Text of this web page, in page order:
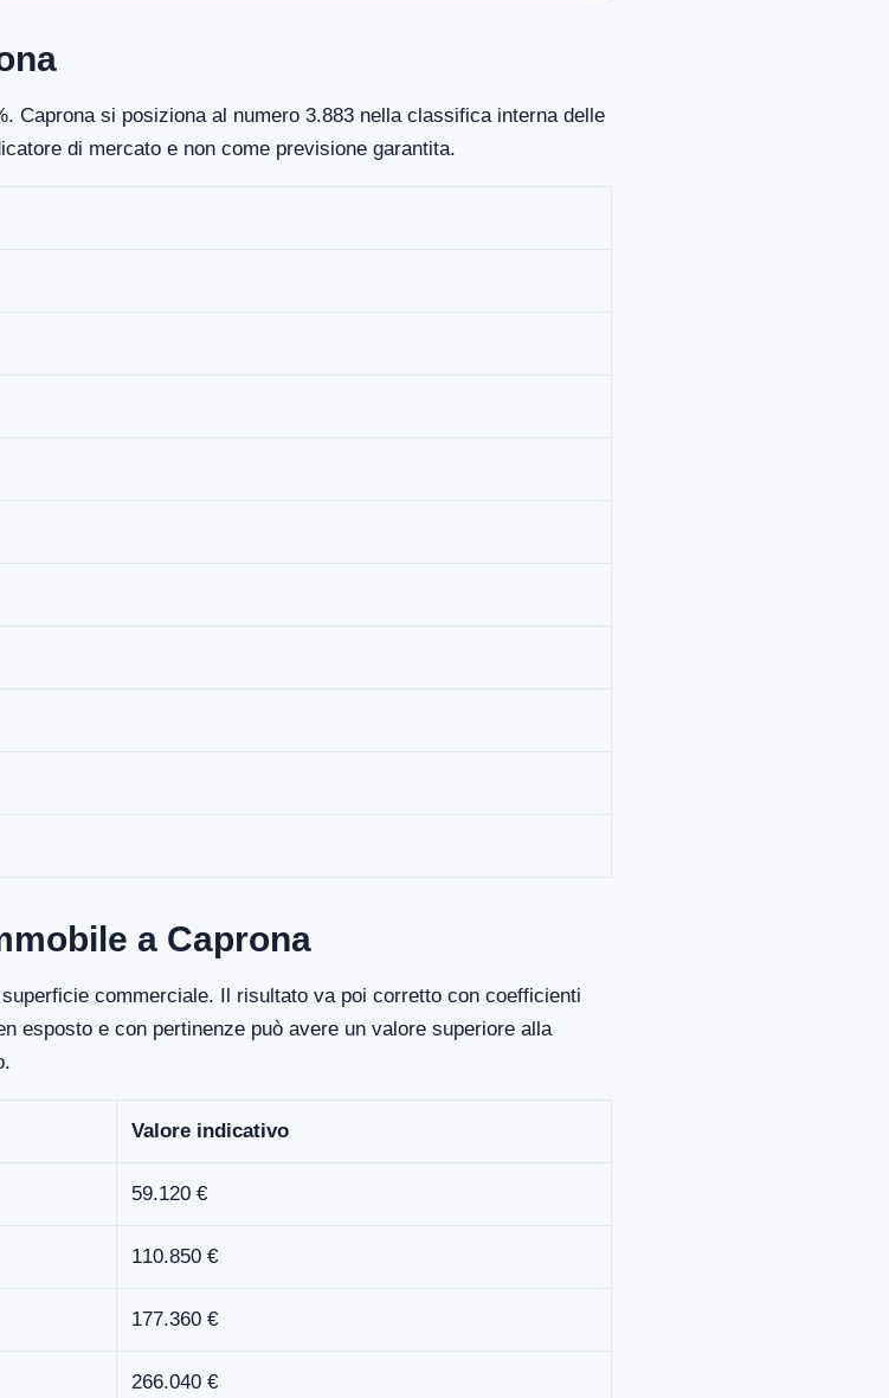
Caprona si posiziona al numero 3.883 nella classifica interna delle
di mercato e non come previsione garantita.
a Caprona
commerciale. Il risultato va poi corretto con coefficienti
esposto e con pertinenze può avere un valore superiore alla
Valore indicativo
59.120 €
110.850 €
177.360 €
266.040 €